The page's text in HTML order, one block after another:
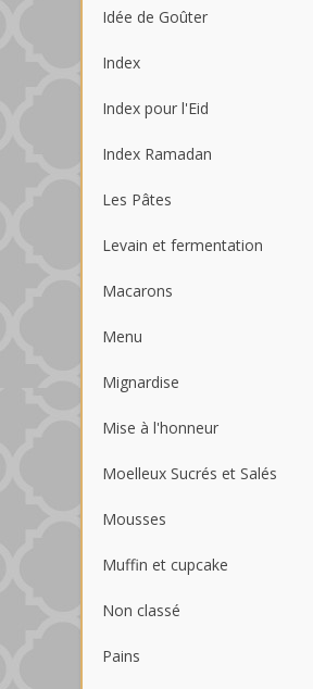
Idée de Goûter
Index
Index pour l'Eid
Index Ramadan
Les Pâtes
Levain et fermentation
Macarons
Menu
Mignardise
Mise à l'honneur
Moelleux Sucrés et Salés
Mousses
Muffin et cupcake
Non classé
Pains